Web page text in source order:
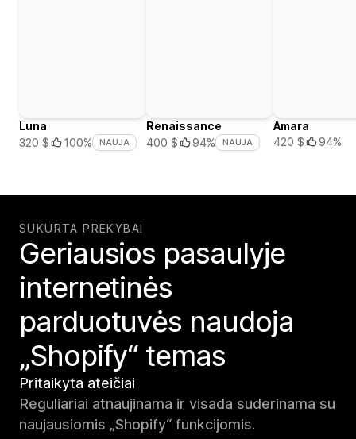
Luna
320 $
100% NAUJA
Renaissance
400 $
94% NAUJA
Amara
420 $
94%
SUKURTA PREKYBAI
Geriausios pasaulyje
internetinės
parduotuvės naudoja
„Shopify“ temas
Pritaikyta ateičiai
Reguliariai atnaujinama ir visada suderinama su
naujausiomis „Shopify“ funkcijomis.